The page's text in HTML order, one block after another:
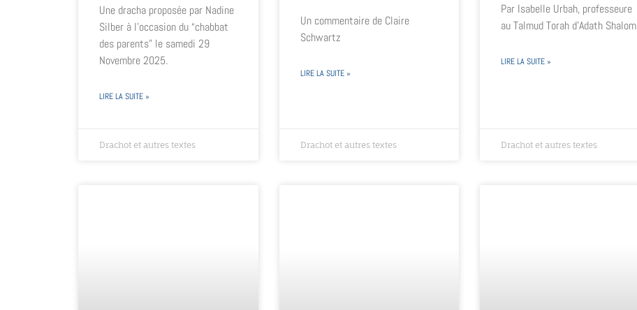
Une dracha proposée par Nadine
Silber à l’occasion du “chabbat
des parents” le samedi 29
Novembre 2025.
LIRE LA SUITE »
Drachot et autres textes
Un commentaire de Claire
Schwartz
LIRE LA SUITE »
Drachot et autres textes
Par Isabelle Urbah, professeure
au Talmud Torah d’Adath Shalom
LIRE LA SUITE »
Drachot et autres textes